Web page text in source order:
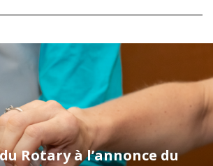
Rotary à l’annonce du